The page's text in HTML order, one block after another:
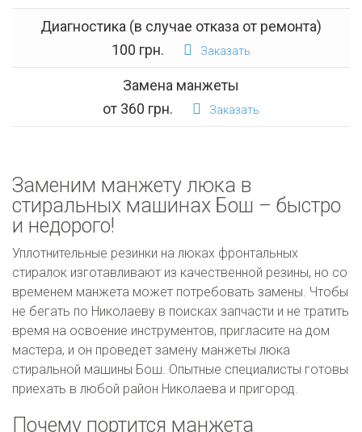
Диагностика (в случае отказа от ремонта)
100 грн.
Заказать
Замена манжеты
от 360 грн.
Заказать
Заменим манжету люка в
стиральных машинах Бош – быстро
и недорого!
Уплотнительные резинки на люках фронтальных
стиралок изготавливают из качественной резины, но со
временем манжета может потребовать замены. Чтобы
не бегать по Николаеву в поисках запчасти и не тратить
время на освоение инструментов, пригласите на дом
мастера, и он проведет замену манжеты люка
стиральной машины Бош. Опытные специалисты готовы
приехать в любой район Николаева и пригород.
Почему портится манжета